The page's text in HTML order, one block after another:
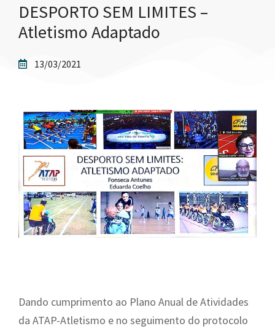
DESPORTO SEM LIMITES –
Atletismo Adaptado
13/03/2021
Dando cumprimento ao Plano Anual de Atividades
da ATAP-Atletismo e no seguimento do protocolo